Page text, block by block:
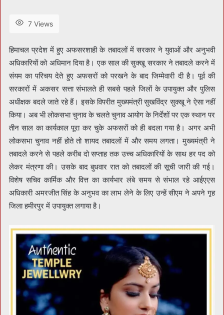
7 Views
हिमाचल प्रदेश में हुए अफसरशाही के तबादलों में सरकार ने युवाओं और अनुभवी
अधिकारियों को अधिमान दिया है। एक साल की सुक्खू सरकार ने तबादले करने में
संयम का परिचय देते हुए अफसरों को परखने के बाद जिम्मेवारी दी है। पूर्व की
सरकारों में अकसर सत्ता संभालते ही सबसे पहले जिलों के उपायुक्त और पुलिस
अधीक्षक बदले जाते रहे हैं। इसके विपरीत मुख्यमंत्री सुखविंद्र सुक्खू ने ऐसा नहीं
किया। अब भी लोकसभा चुनाव के चलते चुनाव आयोग के निर्देशों पर एक स्थान पर
तीन साल का कार्यकाल पूरा कर चुके अफसरों को ही बदला गया है। अगर अभी
लोकसभा चुनाव नहीं होते तो शायद तबादलों में और समय लगता। मुख्यमंत्री ने
तबादले करने से पहले करीब दो सप्ताह तक उच्च अधिकारियों के साथ हर पद को
लेकर मंत्रणा की। उसके बाद बुधवार रात को तबादलों की सूची जारी की गई।
विशेष सचिव कार्मिक और वित्त का कार्यभार लंबे समय से संभाल रहे आईएएस
अधिकारी अमरजीत सिंह के अनुभव का लाभ लेने के लिए उन्हें सीएम ने अपने गृह
जिला हमीरपुर में उपायुक्त लगाया है।